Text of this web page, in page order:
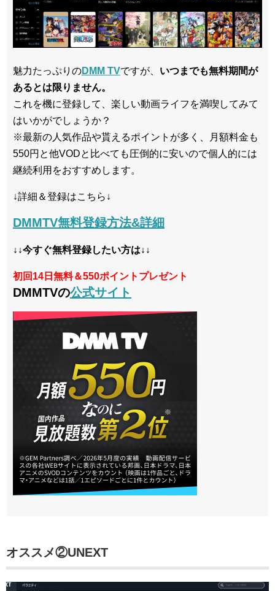
魅力たっぷりのDMM TVですが、 いつまでも無料期間が
あるとは限りません。
これを機に登録して、楽しい動画ライフを満喫してみて
はいかがでしょうか？
※最新の人気作品や貰えるポイントが多く、月額料金も
550円と他VODと比べても圧倒的に安いので個人的には
継続利用をおすすめします。
↓詳細＆登録はこちら↓
DMMTV無料登録方法&詳細
↓↓今すぐ無料登録したい方は↓↓
初回14日無料＆550ポイントプレゼント
DMMTVの公式サイト
オススメ②UNEXT